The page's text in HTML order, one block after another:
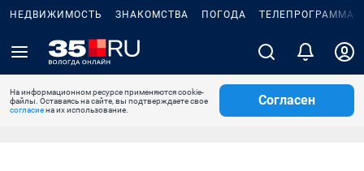
НЕДВИЖИМОСТЬ ЗНАКОМСТВА ПОГОДА ТЕЛЕПРОГРАММА
На информационном ресурсе применяются cookie-
файлы. Оставаясь на сайте, вы подтверждаете свое
согласиена их использование.
Согласен